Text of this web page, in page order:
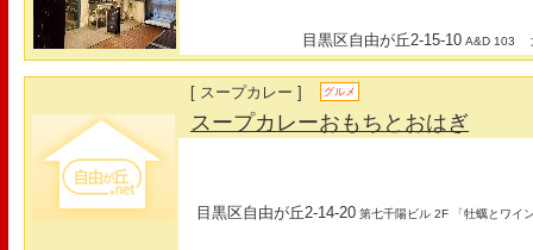
目黒区自由が丘2-15-10 A&D 103
[ スープカレー ] グルメ
スープカレーおもちとおはぎ
目黒区自由が丘2-14-20 第七千陽ビル 2F 「牡蠣とワイ